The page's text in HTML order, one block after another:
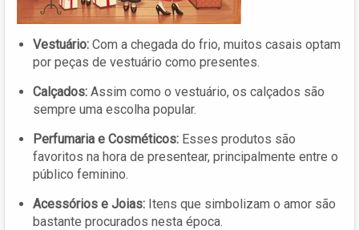
Vestuário: Com a chegada do frio, muitos casais optam
por peças de vestuário como presentes.
Calçados: Assim como o vestuário, os calçados são
sempre uma escolha popular.
Perfumaria e Cosméticos: Esses produtos são
favoritos na hora de presentear, principalmente entre o
público feminino.
Acessórios e Joias: Itens que simbolizam o amor são
bastante procurados nesta época.